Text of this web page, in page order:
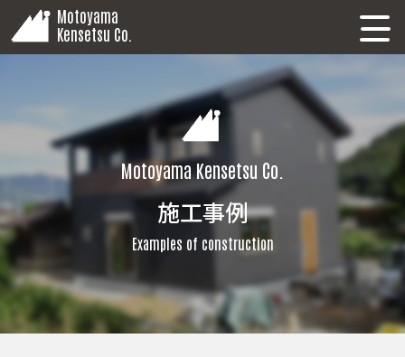
Motoyama
Kensetsu Co.
Motoyama Kensetsu Co.
施工事例
Examples of construction